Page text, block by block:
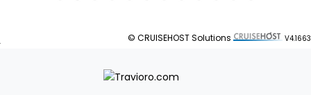
© CRUISEHOST Solutions V4.1663